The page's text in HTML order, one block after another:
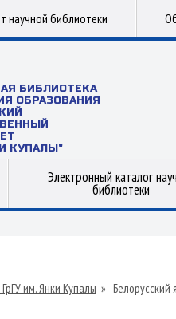
научной библиотеки
БИБЛИОТЕКА
ОБРАЗОВАНИЯ
КУПАЛЫ"
Электронный каталог
библиотеки
им. Янки Купалы » Белорусский